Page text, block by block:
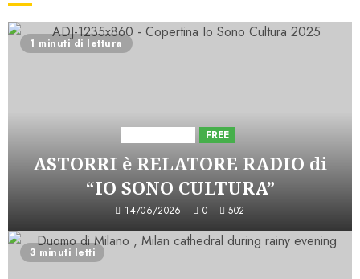
1 minuti di lettura
FREE
ASTORRI è RELATORE RADIO di
“IO SONO CULTURA”
14/06/2026 0 502
3 minuti letti